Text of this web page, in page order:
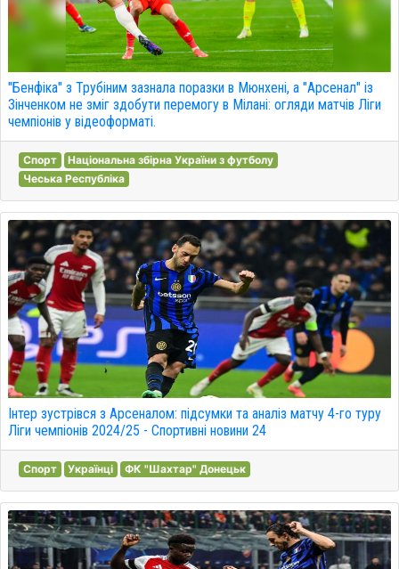
"Бенфіка" з Трубіним зазнала поразки в Мюнхені, а "Арсенал" із
Зінченком не зміг здобути перемогу в Мілані: огляди матчів Ліги
чемпіонів у відеоформаті.
Спорт
Національна збірна України з футболу
Чеська Республіка
Інтер зустрівся з Арсеналом: підсумки та аналіз матчу 4-го туру
Ліги чемпіонів 2024/25 - Спортивні новини 24
Спорт Українці ФК "Шахтар" Донецьк